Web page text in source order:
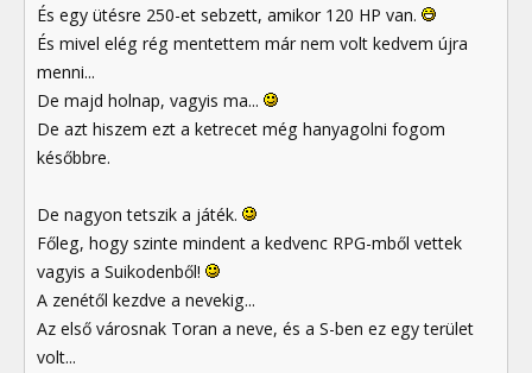
És egy ütésre 250-et sebzett, amikor 120 HP van.
És mivel elég rég mentettem már nem volt kedvem újra
menni...
De majd holnap, vagyis ma...
De azt hiszem ezt a ketrecet még hanyagolni fogom
későbbre.
De nagyon tetszik a játék.
Főleg, hogy szinte mindent a kedvenc RPG-mből vettek
vagyis a Suikodenből!
A zenétől kezdve a nevekig...
Az első városnak Toran a neve, és a S-ben ez egy terület
volt...